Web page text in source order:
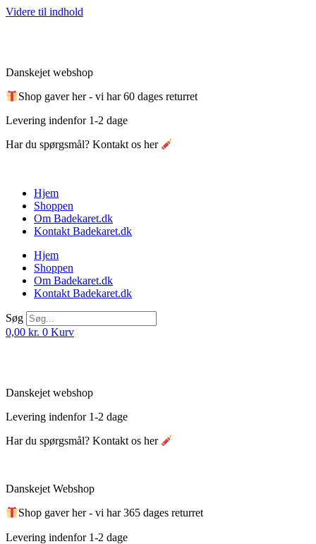
Videre til indhold
Danskejet webshop
Shop gaver her - vi har 60 dages returret
Levering indenfor 1-2 dage
Har du spørgsmål? Kontakt os her
Hjem
Shoppen
Om Badekaret.dk
Kontakt Badekaret.dk
Hjem
Shoppen
Om Badekaret.dk
Kontakt Badekaret.dk
Søg
0,00 kr. 0 Kurv
Danskejet webshop
Levering indenfor 1-2 dage
Har du spørgsmål? Kontakt os her
Danskejet Webshop
Shop gaver her - vi har 365 dages returret
Levering indenfor 1-2 dage